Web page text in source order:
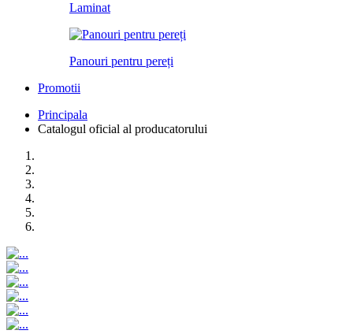
Laminat
Panouri pentru pereți
Promotii
Principala
Catalogul oficial al producatorului